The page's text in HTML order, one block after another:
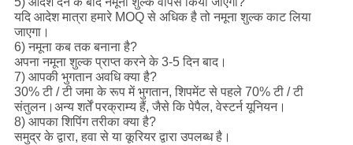
यदि आदेश मात्रा हमारे MOQ से अधिक है तो नमूना शुल्क काट लिया
जाएगा।
6) नमूना कब तक बनाना है?
अपना नमूना शुल्क प्राप्त करने के 3-5 दिन बाद।
7) आपकी भुगतान अवधि क्या है?
30% टी / टी जमा के रूप में भुगतान, शिपमेंट से पहले 70% टी / टी
संतुलन।अन्य शर्तें परक्राम्य हैं, जैसे कि पेपैल, वेस्टर्न यूनियन।
8) आपका शिपिंग तरीका क्या है?
समुद्र के द्वारा, हवा से या कूरियर द्वारा उपलब्ध है।